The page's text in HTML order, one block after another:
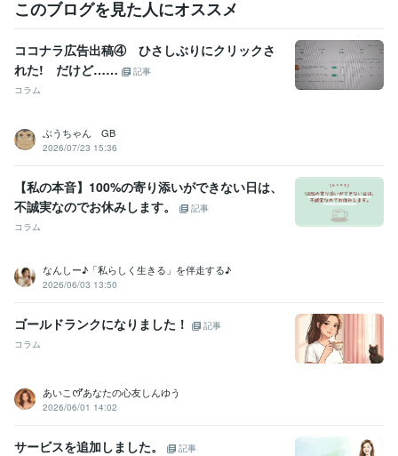
血管を強化して血流を良くし体調を整える
このブログを見た人にオススメ
ココナラ広告出稿④ ひさしぶりにクリックさ
れた! だけど……
記事
コラム
ぶうちゃん GB
2026/07/23 15:36
【私の本音】100%の寄り添いができない日は、
不誠実なのでお休みします。
記事
コラム
なんしー♪「私らしく生きる」を伴走する♪
2026/06/03 13:50
ゴールドランクになりました！
記事
コラム
あいこꯁꯧあなたの心友しんゆう
2026/06/01 14:02
サービスを追加しました。
記事